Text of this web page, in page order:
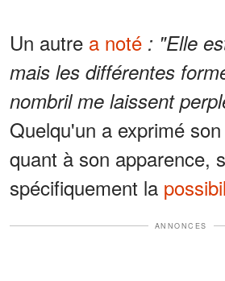
Un autre a noté : "Elle
mais les différentes
nombril me laissent
Quelqu'un a exprimé
quant à son apparence,
spécifiquement la
ANNONCES